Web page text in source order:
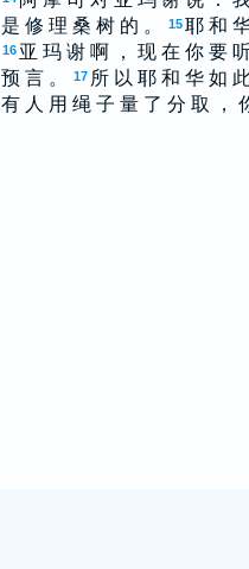
是 修 理 桑 树 的 。
15 耶 和
16 亚 玛 谢 啊 ， 现 在 你 要
预 言 。
17 所 以 耶 和 华 如
有 人 用 绳 子 量 了 分 取 ，